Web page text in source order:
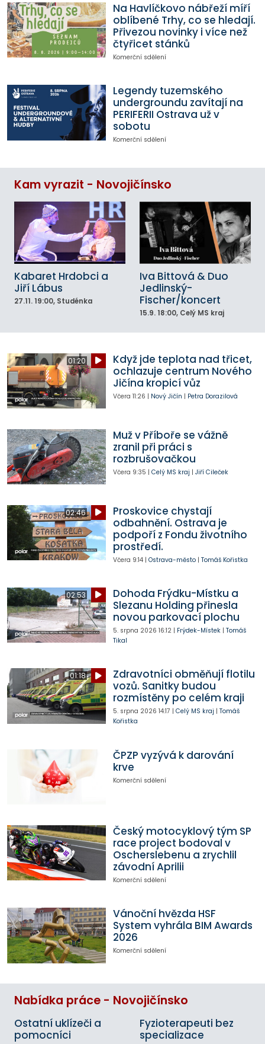
Na Havlíčkovo nábřeží míří
oblíbené Trhy, co se hledají.
Přivezou novinky i více než
čtyřicet stánků
Komerční sdělení
Legendy tuzemského
undergroundu zavítají na
PERIFERII Ostrava už v
sobotu
Komerční sdělení
Kam vyrazit - Novojičínsko
Kabaret Hrdobci a
Jiří Lábus
27.11. 19:00, Studénka
Iva Bittová & Duo
Jedlinský-
Fischer/koncert
15.9. 18:00, Celý MS kraj
01:20
Když jde teplota nad třicet,
ochlazuje centrum Nového
Jičína kropicí vůz
Včera 11:26 | Nový Jičín | Petra Dorazilová
Muž v Příboře se vážně
zranil při práci s
rozbrušovačkou
Včera 9:35 | Celý MS kraj | Jiří Cileček
02:46
Proskovice chystají
odbahnění. Ostrava je
podpoří z Fondu životního
prostředí.
Včera 9:14| Ostrava-město| Tomáš Kořistka
02:53
Dohoda Frýdku-Místku a
Slezanu Holding přinesla
novou parkovací plochu
5. srpna 2026 16:12| Frýdek-Místek| Tomáš
Tikal
01:18
Zdravotníci obměňují flotilu
vozů. Sanitky budou
rozmístěny po celém kraji
5. srpna 2026 14:17 | Celý MS kraj | Tomáš
Kořistka
ČPZP vyzývá k darování
krve
Komerční sdělení
Český motocyklový tým SP
race project bodoval v
Oscherslebenu a zrychlil
závodní Aprilii
Komerční sdělení
Vánoční hvězda HSF
System vyhrála BIM Awards
2026
Komerční sdělení
Nabídka práce - Novojičínsko
Ostatní uklízeči a
pomocníci
Fyzioterapeuti bez
specializace